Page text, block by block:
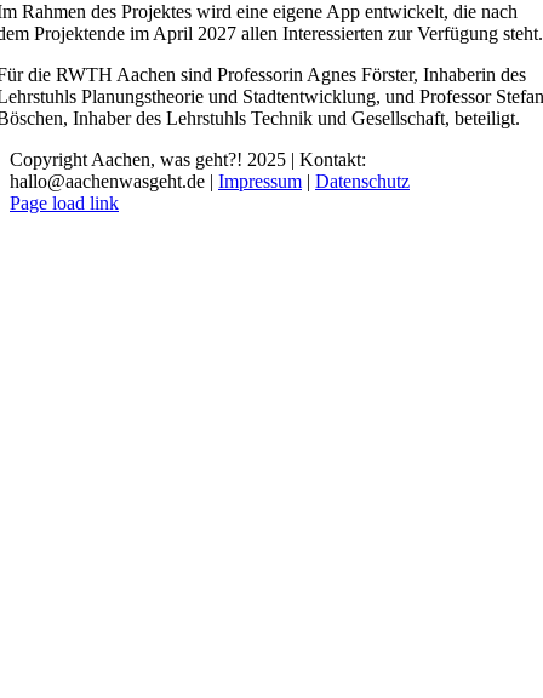
Rahmen des Projektes wird eine eigene App entwickelt, die nach
Projektende im April 2027 allen Interessierten zur Verfügung steht.
die RWTH Aachen sind Professorin Agnes Förster, Inhaberin des
Planungstheorie und Stadtentwicklung, und Professor
Inhaber des Lehrstuhls Technik und Gesellschaft, beteiligt.
Copyright Aachen, was geht?! 2025 | Kontakt:
hallo@aachenwasgeht.de | Impressum | Datenschutz
Instagram
LinkedIn
Tiktok
YouTube
Page load link